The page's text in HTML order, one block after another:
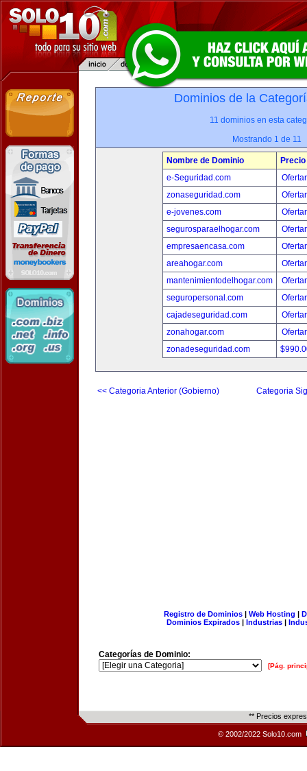
Dominios de la
11 dominios en esta
Mostrando 1 de 11
Nombre de Dominio
Precio
e-Seguridad.com
zonaseguridad.com
e-jovenes.com
segurosparaelhogar.com
empresaencasa.com
areahogar.com
mantenimientodelhogar.com
seguropersonal.com
cajadeseguridad.com
zonahogar.com
zonadeseguridad.com
<< Categoria Anterior (Gobierno) Categoria
Registro de Dominios| Web Hosting |
Dominios Expirados | Industrias |
Categorías de Dominio:
[Pág.
** Precios
© 2002/2022 Solo10.com